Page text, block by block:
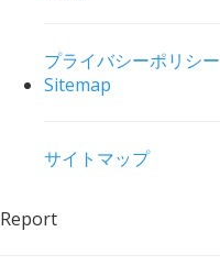
プライバシーポリシー
Sitemap
サイトマップ
Report